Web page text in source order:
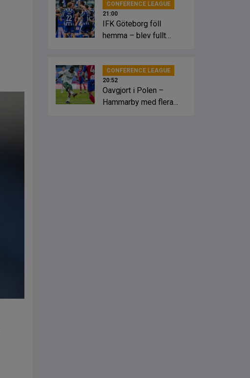
CONFERENCE LEAGUE
21:00
IFK Göteborg föll
hemma – blev fullt
CONFERENCE LEAGUE
20:52
Oavgjort i Polen –
Hammarby med flera